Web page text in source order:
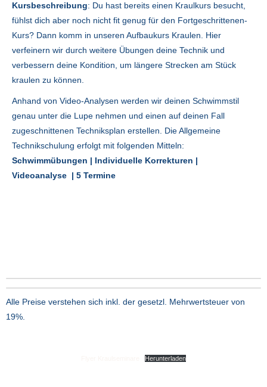
Kursbeschreibung: Du hast bereits einen Kraulkurs besucht,
fühlst dich aber noch nicht fit genug für den Fortgeschrittenen-
Kurs? Dann komm in unseren Aufbaukurs Kraulen. Hier
verfeinern wir durch weitere Übungen deine Technik und
verbessern deine Kondition, um längere Strecken am Stück
kraulen zu können.
Anhand von Video-Analysen werden wir deinen Schwimmstil
genau unter die Lupe nehmen und einen auf deinen Fall
zugeschnittenen Techniksplan erstellen. Die Allgemeine
Technikschulung erfolgt mit folgenden Mitteln:
Schwimmübungen | Individuelle Korrekturen |
Videoanalyse | 5 Termine
Alle Preise verstehen sich inkl. der gesetzl. Mehrwertsteuer von
19%.
Herunterladen